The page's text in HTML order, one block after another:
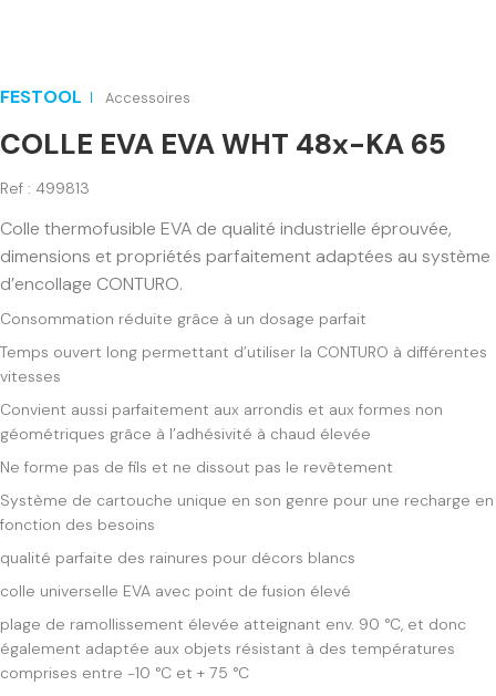
FESTOOL Accessoires
COLLE EVA EVA WHT 48x-KA 65
Ref : 499813
Colle thermofusible EVA de qualité industrielle éprouvée,
dimensions et propriétés parfaitement adaptées au système
d’encollage CONTURO.
Consommation réduite grâce à un dosage parfait
Temps ouvert long permettant d’utiliser la CONTURO à différentes
vitesses
Convient aussi parfaitement aux arrondis et aux formes non
géométriques grâce à l’adhésivité à chaud élevée
Ne forme pas de fils et ne dissout pas le revêtement
Système de cartouche unique en son genre pour une recharge en
fonction des besoins
qualité parfaite des rainures pour décors blancs
colle universelle EVA avec point de fusion élevé
plage de ramollissement élevée atteignant env. 90 °C, et donc
également adaptée aux objets résistant à des températures
comprises entre -10 °C et + 75 °C